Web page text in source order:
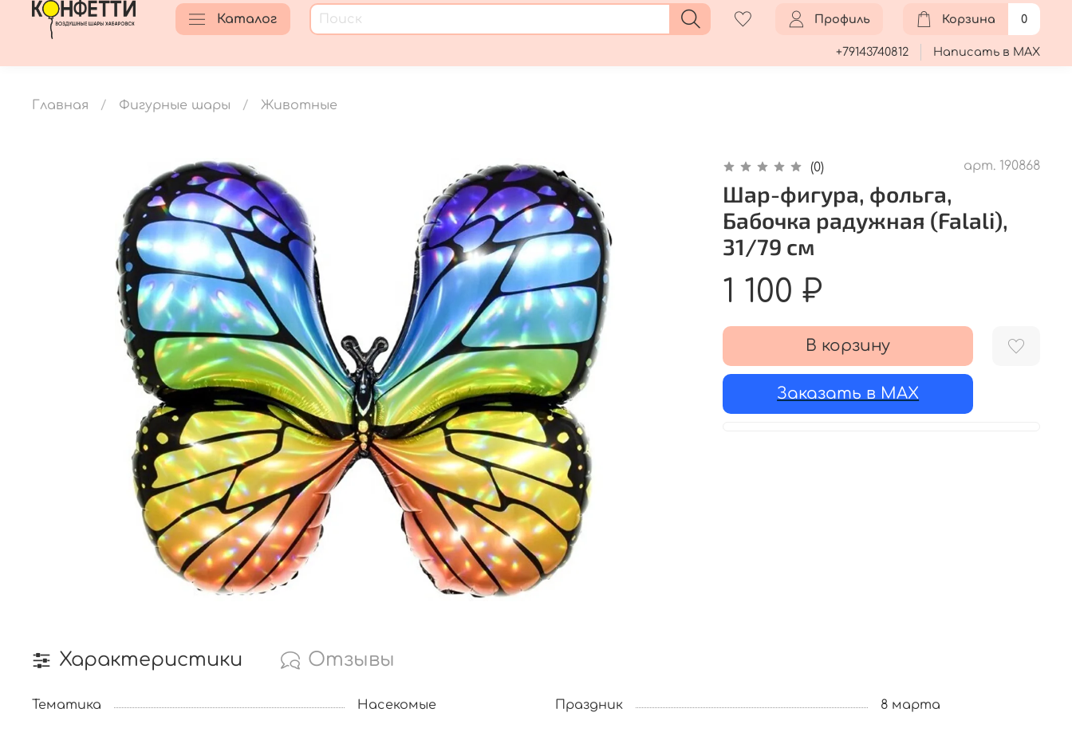
Каталог Профиль Корзина 0
+79143740812 Написать в MAX
Главная Фигурные шары Животные
(0) арт. 190868
Шар-фигура, фольга,
Бабочка радужная (Falali),
31/79 см
1 100 ₽
В корзину
Заказать в MAX
Характеристики Отзывы
Тематика Насекомые Праздник 8 марта